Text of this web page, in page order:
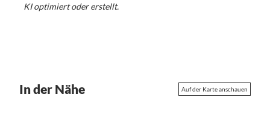
KI optimiert oder erstellt.
In der Nähe Auf der Karte anschauen